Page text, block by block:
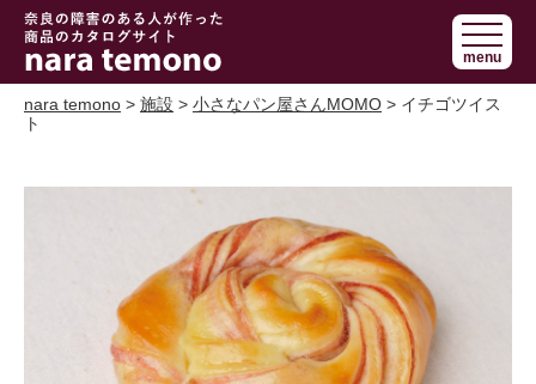
奈良で障害の
ある人の手作
り商品 nara
temono
menu
nara temono > 施設 > 小さなパン屋さんMOMO > イチゴツイス
ト